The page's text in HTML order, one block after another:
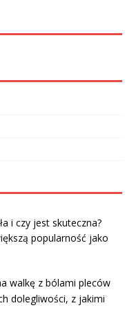
i czy jest skuteczna?
popularność jako
walkę z bólami pleców
dolegliwości, z jakimi